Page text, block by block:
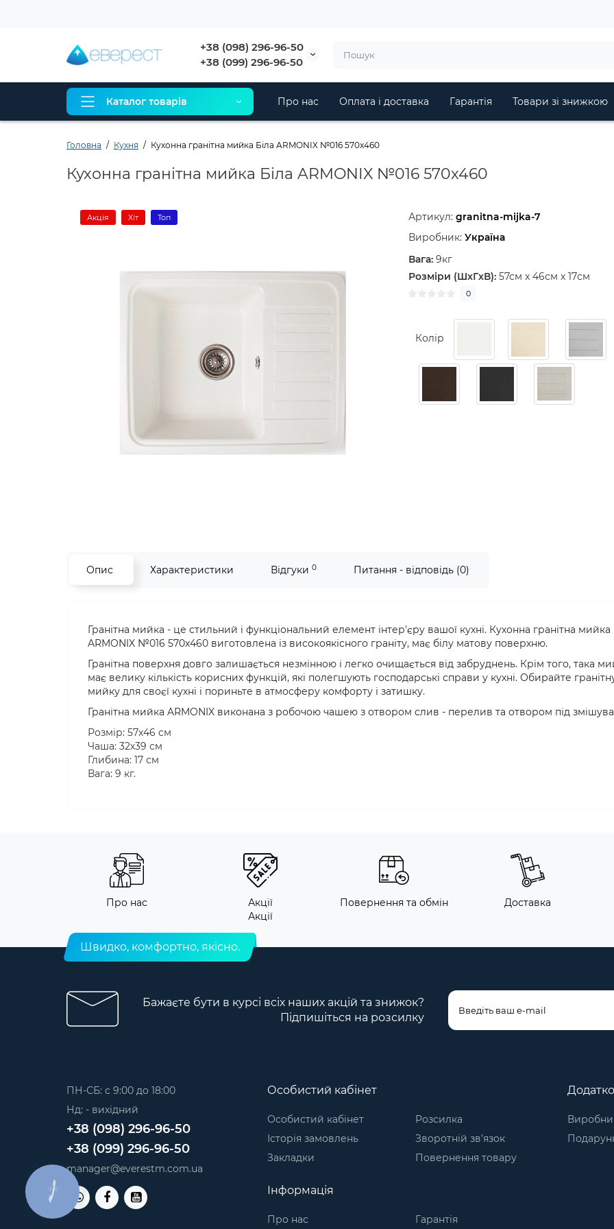
+38 (098) 296-96-50
+38 (099) 296-96-50
Каталог товарів Про нас Оплата і доставка Гарантія Товари зі знижкою
Головна Кухня Кухонна гранітна мийка Біла ARMONIX №016 570x460
Кухонна гранітна мийка Біла ARMONIX №016 570x460
Акція Хіт Топ Артикул:granitna-mijka-7
Виробник:Україна
Вага: 9кг
Розміри (ШxГxВ): 57см x 46см x 17см
0
Колір
Опис Характеристики Відгуки 0 Питання - відповідь (0)
Гранітна мийка - це стильний і функціональний елемент інтер'єру вашої кухні. Кухонна гранітна мийка
ARMONIX №016 570x460 виготовлена ​​із високоякісного граніту, має білу матову поверхню.
Гранітна поверхня довго залишається незмінною і легко очищається від забруднень. Крім того, така
має велику кількість корисних функцій, які полегшують господарські справи у кухні. Обирайте
мийку для своєї кухні і пориньте в атмосферу комфорту і затишку.
Гранітна мийка ARMONIX виконана з робочою чашею з отвором слив - перелив та отвором під
Розмір: 57х46 см
Чаша: 32х39 см
Глибина: 17 см
Вага: 9 кг.
Про нас
Акції
Акції
Повернення та обмін Доставка
Швидко, комфортно, якісно.
Бажаєте бути в курсі всіх наших акцій та знижок?
Підпишіться на розсилку
ПН-СБ: с 9:00 до 18:00
Нд: - вихідний
+38 (098) 296-96-50
+38 (099) 296-96-50
manager@everestm.com.ua
Особистий кабінет
Особистий кабінет
Історія замовлень
Закладки
Розсилка
Зворотній зв’язок
Повернення товару
Інформація
Про нас Гарантія
КНОПКА
ЗВ'ЯЗКУ